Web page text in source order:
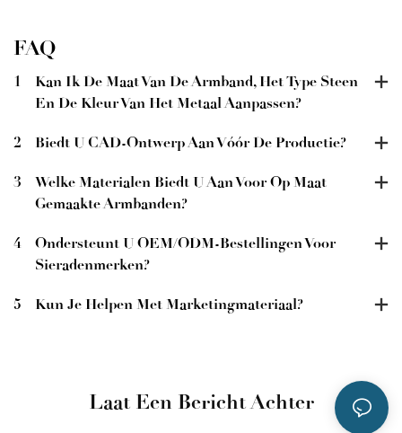
FAQ
1
Kan Ik De Maat Van De Armband, Het Type Steen
En De Kleur Van Het Metaal Aanpassen?
2 Biedt U CAD-Ontwerp Aan Vóór De Productie?
3
Welke Materialen Biedt U Aan Voor Op Maat
Gemaakte Armbanden?
4
Ondersteunt U OEM/ODM-Bestellingen Voor
Sieradenmerken?
5 Kun Je Helpen Met Marketingmateriaal?
Laat Een Bericht Achter